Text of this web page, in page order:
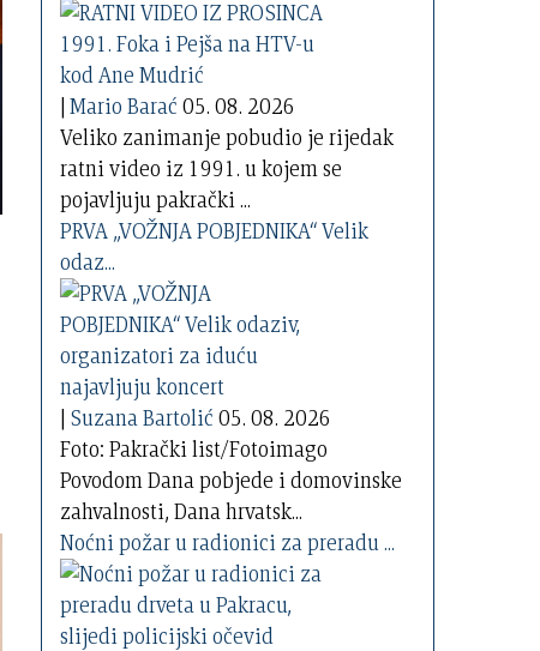
|Mario Barać 05. 08. 2026
Veliko zanimanje pobudio je rijedak
ratni video iz 1991. u kojem se
pojavljuju pakrački ...
PRVA „VOŽNJA POBJEDNIKA“ Velik
odaz...
| Suzana Bartolić 05. 08. 2026
Foto: Pakrački list/Fotoimago
Povodom Dana pobjede i domovinske
zahvalnosti, Dana hrvatsk...
Noćni požar u radionici za preradu ...